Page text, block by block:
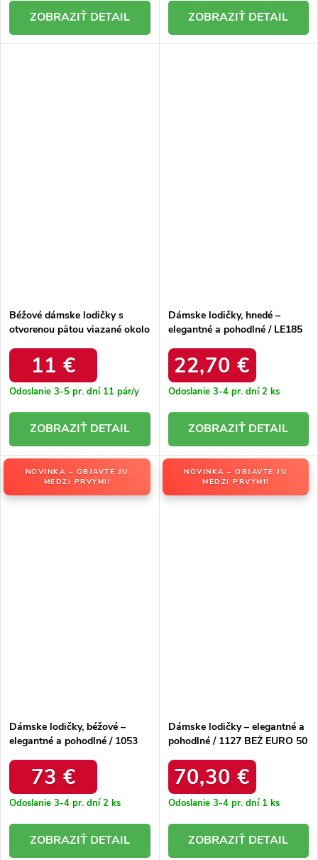
DETAIL DETAIL
Béžové dámske lodičky s
otvorenou pätou viazané okolo
BEIGE11 €
Odoslanie 3-5 pr. dní 11 pár/y
DETAIL
Dámske lodičky, hnedé –
elegantné a pohodlné / LE185
22,70 €
Odoslanie 3-4 pr. dní2 ks
DETAIL
NOVINKA – OBJAVTE JU
MEDZI PRVÝMI!
Dámske lodičky, béžové –
elegantné a pohodlné / 1053
73 €
Odoslanie 3-4 pr. dní2 ks
DETAIL
NOVINKA – OBJAVTE JU
MEDZI PRVÝMI!
Dámske lodičky – elegantné a
pohodlné / 1127 BEŻ EURO 50
70,30 €
Odoslanie 3-4 pr. dní 1 ks
DETAIL